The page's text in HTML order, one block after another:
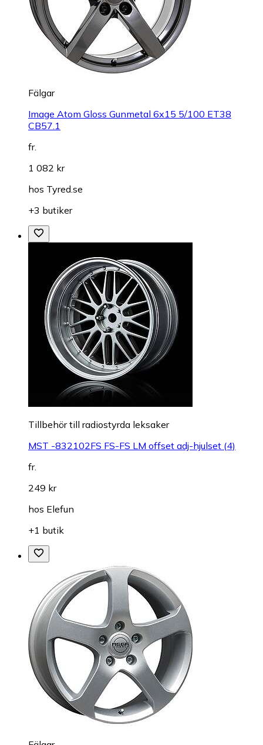
Fälgar
Image Atom Gloss Gunmetal 6x15 5/100 ET38
CB57.1
fr.
1 082 kr
hos Tyred.se
+3 butiker
Tillbehör till radiostyrda leksaker
MST -832102FS FS-FS LM offset adj-hjulset (4)
fr.
249 kr
hos Elefun
+1 butik